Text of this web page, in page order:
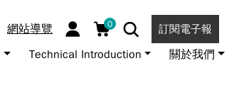
網站導覽 0 訂閱電子報
Technical Introduction 關於我們